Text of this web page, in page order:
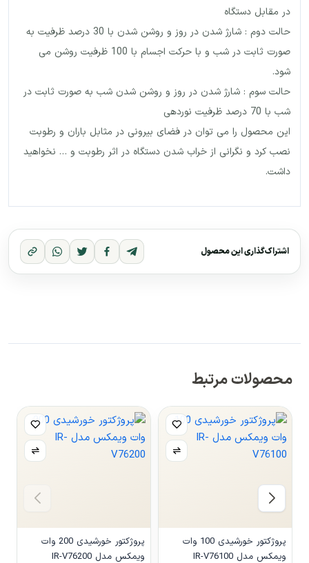
در مقابل دستگاه
حالت دوم : شارژ شدن در روز و روشن شدن با 30 درصد ظرفیت به
صورت ثابت در شب و با حرکت اجسام با 100 ظرفیت روشن می
شود.
حالت سوم : شارژ شدن در روز و روشن شدن شب به صورت ثابت در
شب با 70 درصد ظرفیت نوردهی
این محصول را می توان در فضای بیرونی در مثابل باران و رطوبت
نصب کرد و نگرانی از خراب شدن دستگاه در اثر رطوبت و … نخواهید
داشت.
اشتراک‌گذاری این محصول
محصولات مرتبط
پروژکتور خورشیدی 100 وات
ویمکس مدل IR-V76100
پروژکتور خورشیدی 200 وات
ویمکس مدل IR-V76200